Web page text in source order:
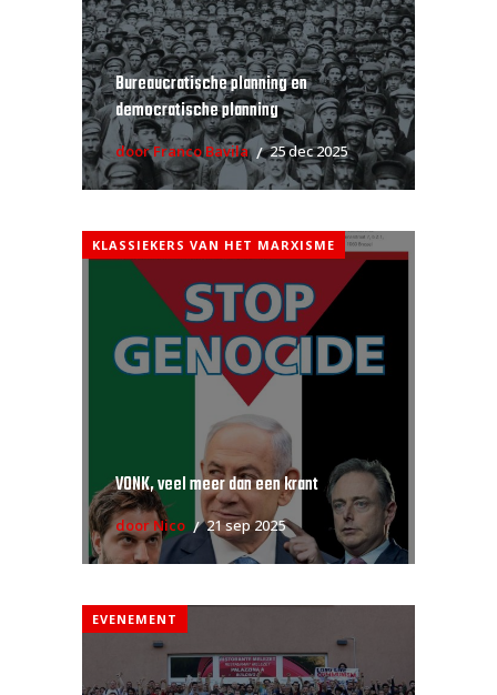
Bureaucratische planning en
democratische planning
door Franco Bavila 25 dec 2025
KLASSIEKERS VAN HET MARXISME
VONK, veel meer dan een krant
door Nico 21 sep 2025
EVENEMENT